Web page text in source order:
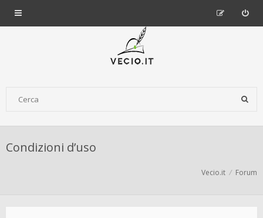
Condizioni d’uso
Vecio.it Forum